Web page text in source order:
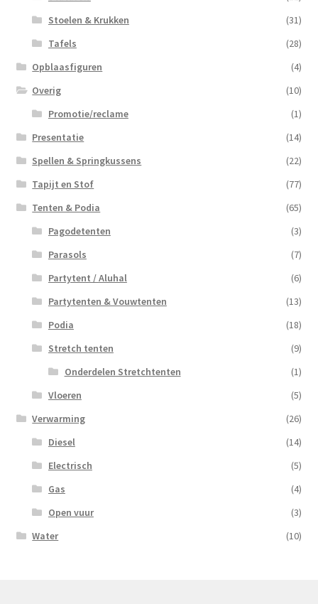
Stoelen & Krukken
(31)
Tafels
(28)
Opblaasfiguren
(4)
Overig
(10)
Promotie/reclame
(1)
Presentatie
(14)
Spellen & Springkussens
(22)
Tapijt en Stof
(77)
Tenten & Podia
(65)
Pagodetenten
(3)
Parasols
(7)
Partytent / Aluhal
(6)
Partytenten & Vouwtenten
(13)
Podia
(18)
Stretch tenten
(9)
Onderdelen Stretchtenten
(1)
Vloeren
(5)
Verwarming
(26)
Diesel
(14)
Electrisch
(5)
Gas
(4)
Open vuur
(3)
Water
(10)